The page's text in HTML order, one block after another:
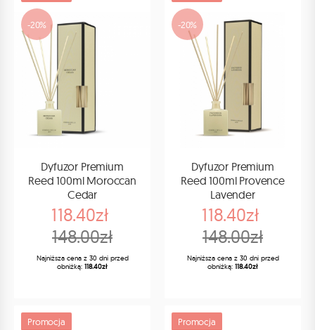
-20%
Dyfuzor Premium
Reed 100ml Moroccan
Cedar
118.40zł
148.00zł
Najniższa cena z 30 dni przed
obniżką: 118.40zł
-20%
Dyfuzor Premium
Reed 100ml Provence
Lavender
118.40zł
148.00zł
Najniższa cena z 30 dni przed
obniżką: 118.40zł
Promocja Promocja